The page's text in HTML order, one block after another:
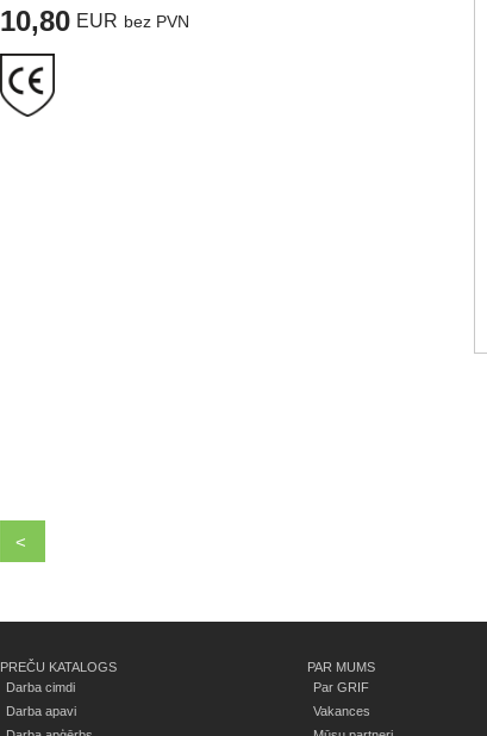
10,80 EUR bez PVN
<
PREČU KATALOGS
Darba cimdi
Darba apavi
PAR MUMS
Par GRIF
Vakances